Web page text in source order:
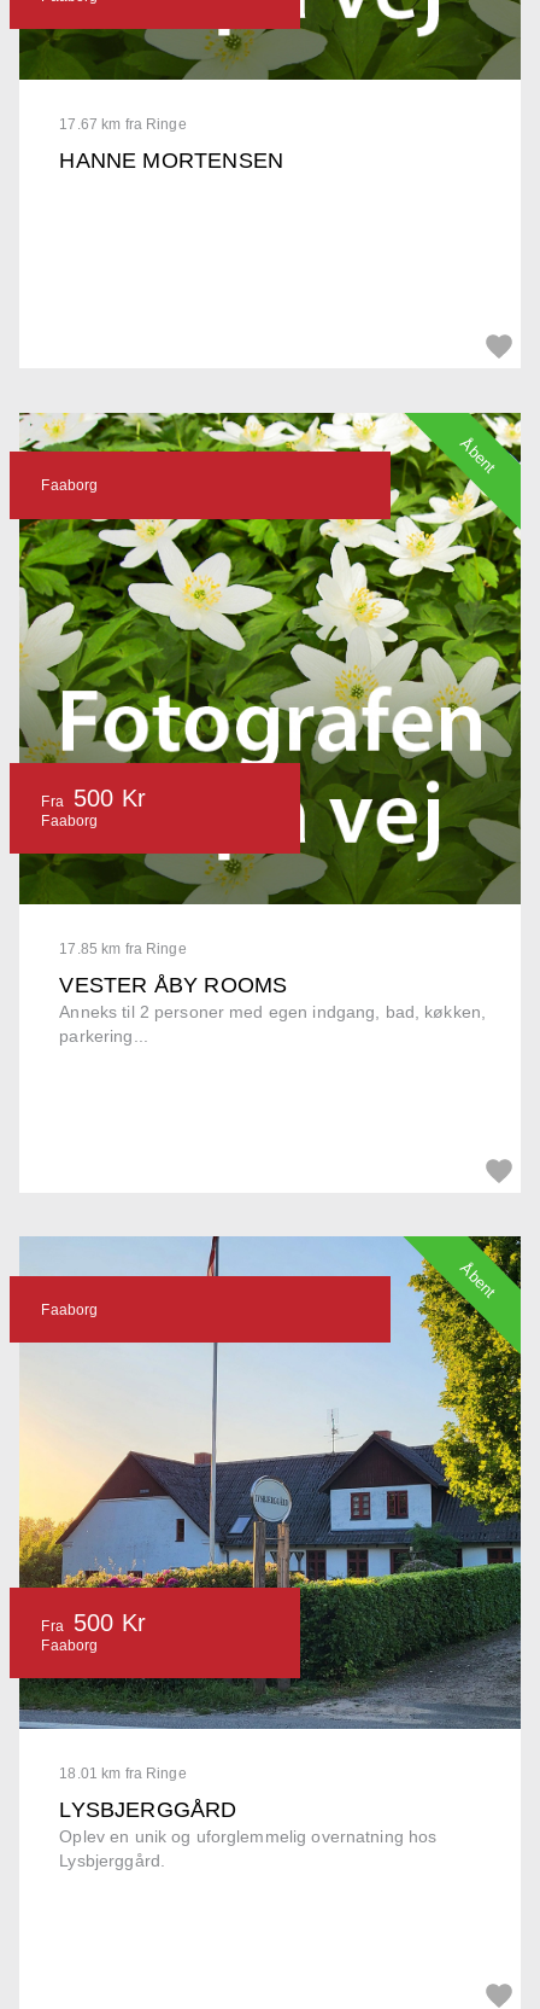
17.67 km fra Ringe
HANNE MORTENSEN
17.85 km fra Ringe
VESTER ÅBY ROOMS
Anneks til 2 personer med egen indgang, bad, køkken,
parkering...
Faaborg
Fra 500 Kr
Faaborg
Åbent
18.01 km fra Ringe
LYSBJERGGÅRD
Oplev en unik og uforglemmelig overnatning hos
Lysbjerggård.
Faaborg
Fra 500 Kr
Faaborg
Åbent